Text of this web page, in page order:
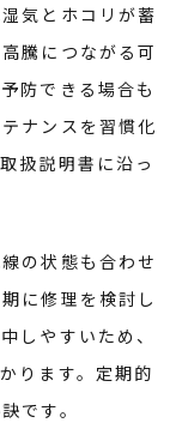
気とホコリが蓄
騰につながる可
防できる場合も
ナンスを習慣化
扱説明書に沿っ
の状態も合わせ
に修理を検討し
しやすいため、
ります。定期的
です。